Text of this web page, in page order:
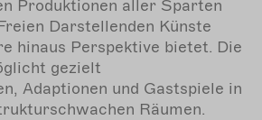
Produktionen aller Sparten
Darstellenden Künste
hinaus Perspektive bietet. Die
gezielt
Adaptionen und Gastspiele in
Räumen.